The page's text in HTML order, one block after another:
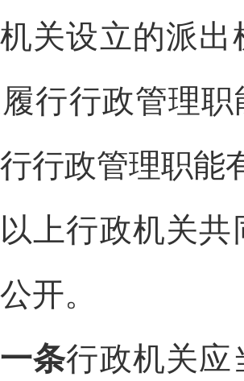
关设立的派
行行政管理
行政管理职能
上行政机关
开。
条行政机关应